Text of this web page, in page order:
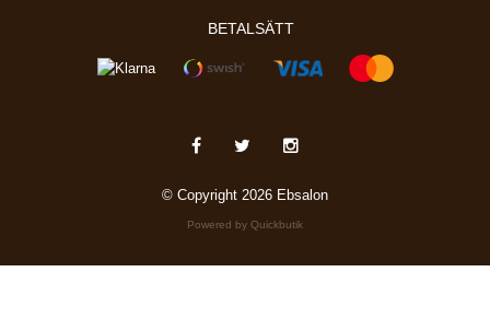
BETALSÄTT
© Copyright 2026 Ebsalon
Powered by Quickbutik